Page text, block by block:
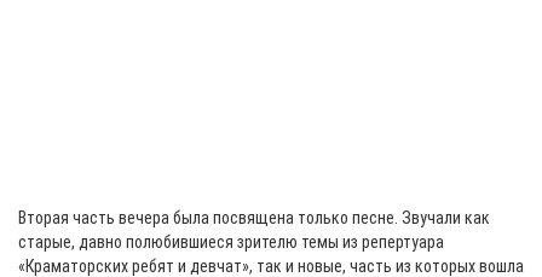
Вторая часть вечера была посвящена только песне. Звучали как
старые, давно полюбившиеся зрителю темы из репертуара
«Краматорских ребят и девчат», так и новые, часть из которых вошла